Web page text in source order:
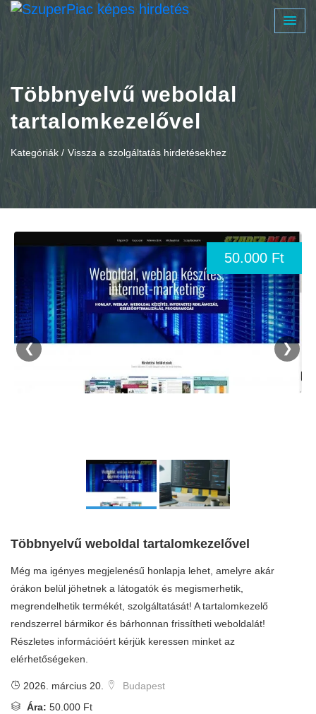
Többnyelvű weboldal
tartalomkezelővel
Kategóriák / Vissza a szolgáltatás hirdetésekhez
50.000 Ft
❮ ❯
Többnyelvű weboldal tartalomkezelővel
Még ma igényes megjelenésű honlapja lehet, amelyre akár
órákon belül jöhetnek a látogatók és megismerhetik,
megrendelhetik termékét, szolgáltatását! A tartalomkezelő
rendszerrel bármikor és bárhonnan frissítheti weboldalát!
Részletes információért kérjük keressen minket az
elérhetőségeken.
2026. március 20.
Budapest
Ára: 50.000 Ft